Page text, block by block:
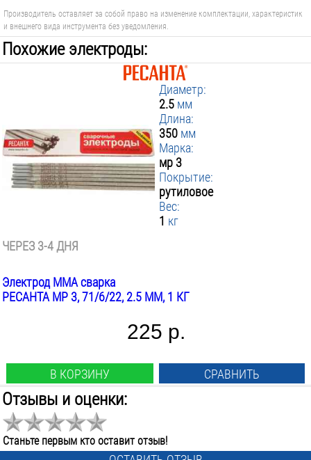
Производитель оставляет за собой право на изменение комплектации, характеристик
и внешнего вида инструмента без уведомления.
Похожие электроды:
Диаметр:
2.5 мм
Длина:
350 мм
Марка:
мр 3
Покрытие:
рутиловое
Вес:
1 кг
ЧЕРЕЗ 3-4 ДНЯ
Электрод MMA сварка
РЕСАНТА МР 3, 71/6/22, 2.5 ММ, 1 КГ
225 р.
В КОРЗИНУ СРАВНИТЬ
Отзывы и оценки:
Станьте первым кто оставит отзыв!